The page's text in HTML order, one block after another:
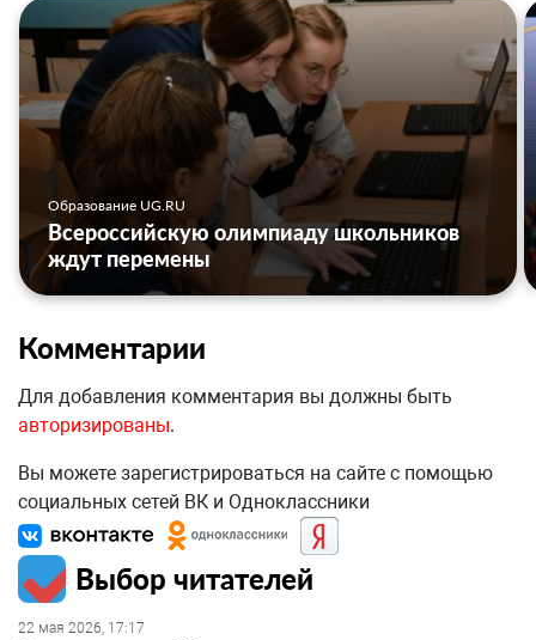
Образование UG.RU
Всероссийскую олимпиаду школьников
ждут перемены
Комментарии
Для добавления комментария вы должны быть
авторизированы.
Вы можете зарегистрироваться на сайте с помощью
социальных сетей ВК и Одноклассники
Выбор читателей
22 мая 2026, 17:17